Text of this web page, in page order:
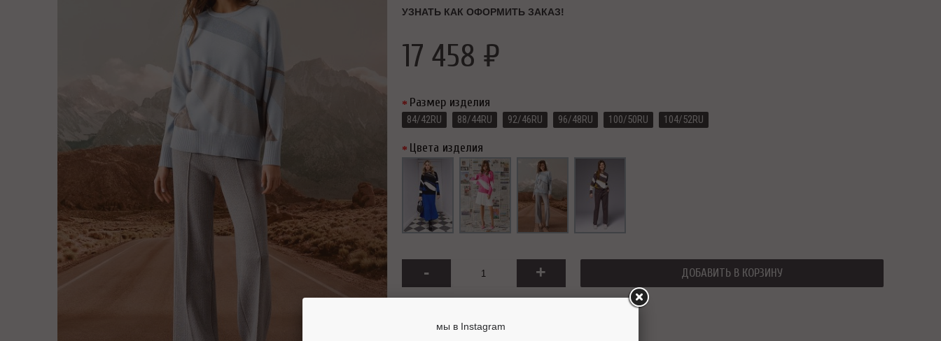
УЗНАТЬ КАК ОФОРМИТЬ ЗАКАЗ!
17 458 ₽
Размер изделия
84/42RU 88/44RU 92/46RU 96/48RU 100/50RU 104/52RU
Цвета изделия
- + ДОБАВИТЬ В КОРЗИНУ
мы в Instagram